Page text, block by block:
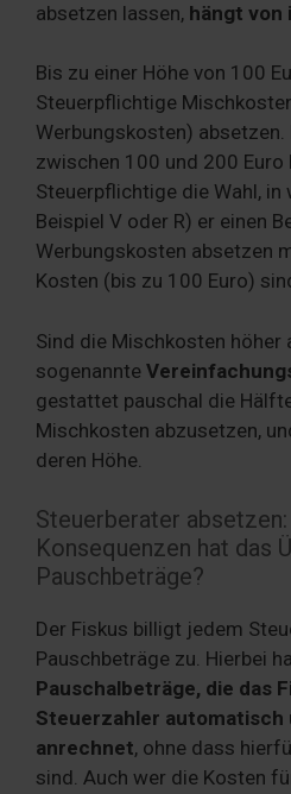
absetzen lassen, hängt von
Bis zu einer Höhe von 100
Steuerpflichtige
Werbungskosten) absetzen.
zwischen 100 und 200 Euro
Steuerpflichtige die Wahl, in
Beispiel V oder R) er einen
Werbungskosten absetzen
Kosten (bis zu 100 Euro)
Sind die Mischkosten
sogenannte
gestattet pauschal die
Mischkosten abzusetzen,
deren Höhe.
Steuerberater
Konsequenzen hat das
Pauschbeträge?
Der Fiskus billigt jedem
Pauschbeträge zu. Hierbei
Pauschalbeträge, die das
Steuerzahler automatisch
anrechnet, ohne dass
sind. Auch wer die Kosten